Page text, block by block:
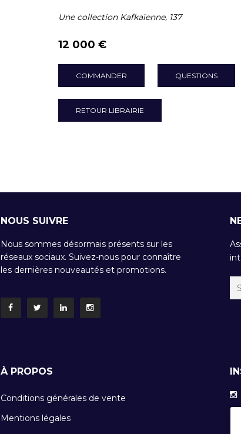
Une collection Kafkaïenne, 137
12 000 €
COMMANDER QUESTIONS
RETOUR LIBRAIRIE
NOUS SUIVRE
Nous sommes désormais présents sur les
réseaux sociaux. Suivez-nous pour connaître
les dernières nouveautés et promotions.
À PROPOS
Conditions générales de vente
Mentions légales